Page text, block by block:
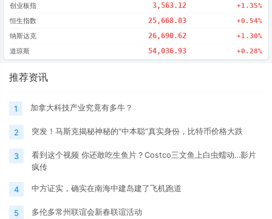
创业板指 3,563.12 +1.35%
恒生指数 25,668.03 +0.54%
纳斯达克 26,690.62 +1.30%
道琼斯 54,036.93 +0.28%
推荐资讯
1 加拿大科技产业究竟有多牛？
2 突发！马斯克揭秘神秘的“中本聪”真实身份，比特币价格大跌
3
看到这个视频 你还敢吃生鱼片？Costco三文鱼上白虫蠕动…影片
疯传
4 中方证实，确实在南海中建岛建了飞机跑道
5 多伦多常州联谊会新春联谊活动